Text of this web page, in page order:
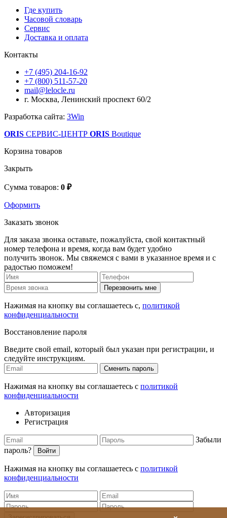
Где купить
Часовой словарь
Сервис
Доставка и оплата
Контакты
+7 (495) 204-16-92
+7 (800) 511-57-20
mail@lelocle.ru
г. Москва, Ленинский проспект 60/2
Разработка сайта: 3Win
ORIS СЕРВИС-ЦЕНТР ORIS Boutique
Корзина товаров
Закрыть
Сумма товаров: 0 ₽
Оформить
Заказать звонок
Для заказа звонка оставьте, пожалуйста, свой контактный
номер телефона и время, когда вам будет удобно
получить звонок. Мы свяжемся с вами в указанное время и с
радостью поможем!
Перезвонить мне
Нажимая на кнопку вы соглашаетесь с, политикой
конфиденциальности
Восстановление пароля
Введите свой email, который был указан при регистрации, и
следуйте инструкциям.
Сменить пароль
Нажимая на кнопку вы соглашаетесь с политикой
конфиденциальности
Авторизация
Регистрация
Забыли
пароль?
Войти
Нажимая на кнопку вы соглашаетесь с политикой
конфиденциальности